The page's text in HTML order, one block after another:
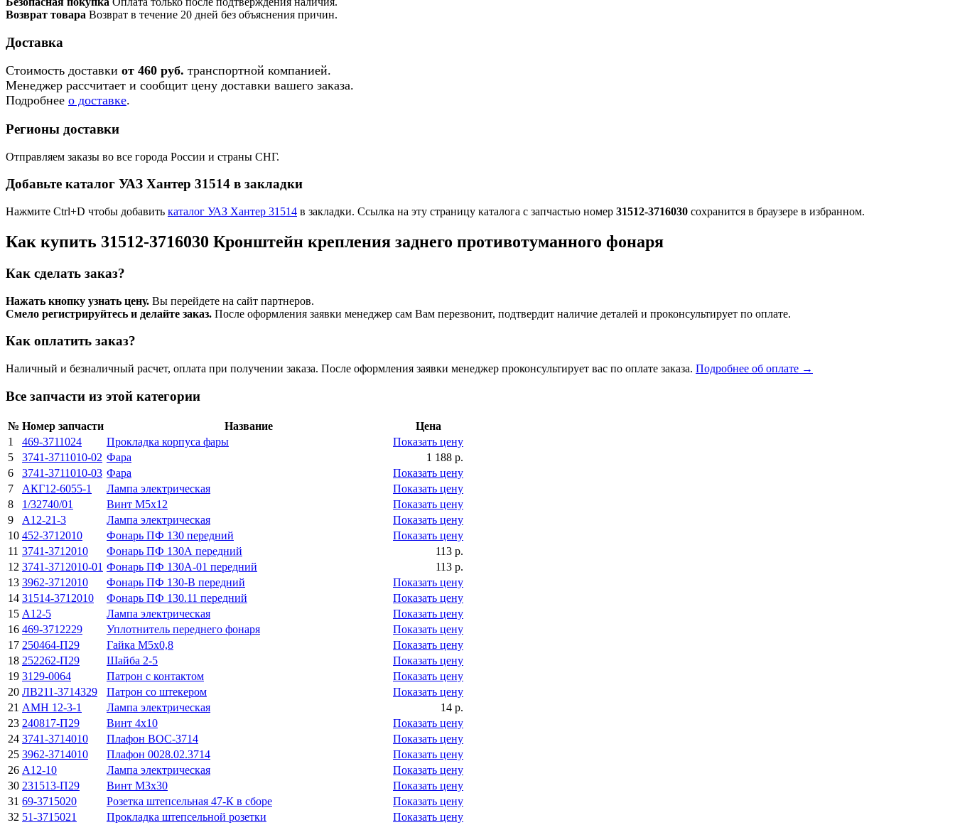
Возврат товара Возврат в течение 20 дней без объяснения причин.
Доставка
Стоимость доставки от 460 руб. транспортной компанией.
Менеджер рассчитает и сообщит цену доставки вашего заказа.
Подробнее о доставке.
Регионы доставки
Отправляем заказы во все города России и страны СНГ.
Добавьте каталог УАЗ Хантер 31514 в закладки
Нажмите Ctrl+D чтобы добавить каталог УАЗ Хантер 31514 в закладки. Ссылка на эту страницу каталога с запчастью номер 31512-3716030 сохранится в браузере в избранном.
Как купить 31512-3716030 Кронштейн крепления заднего противотуманного фонаря
Как сделать заказ?
Нажать кнопку узнать цену. Вы перейдете на сайт партнеров.
Смело регистрируйтесь и делайте заказ. После оформления заявки менеджер сам Вам перезвонит, подтвердит наличие деталей и проконсультирует по оплате.
Как оплатить заказ?
Наличный и безналичный расчет, оплата при получении заказа. После оформления заявки менеджер проконсультирует вас по оплате заказа. Подробнее об оплате →
Все запчасти из этой категории
№ Номер запчасти Название
Цена
1
469-3711024 Пpокладка коpпуса фаpы
Показать цену
5
3741-3711010-02 Фара
1 188 р.
6
3741-3711010-03 Фара
Показать цену
7
АКГ12-6055-1 Лампа электpическая
Показать цену
8
1/32740/01 Винт М5х12
Показать цену
9
А12-21-3 Лампа электрическая
Показать цену
10 452-3712010 Фонарь ПФ 130 передний
Показать цену
11 3741-3712010 Фонарь ПФ 130А передний
113 р.
12 3741-3712010-01 Фонарь ПФ 130А-01 передний
113 р.
13 3962-3712010 Фонарь ПФ 130-В передний
Показать цену
14 31514-3712010 Фонарь ПФ 130.11 передний
Показать цену
15 А12-5 Лампа электрическая
Показать цену
16 469-3712229 Уплотнитель переднего фонаря
Показать цену
17 250464-П29 Гайка М5х0,8
Показать цену
18 252262-П29 Шайба 2-5
Показать цену
19 3129-0064 Патрон с контактом
Показать цену
20 ЛВ211-3714329 Патрон со штекером
Показать цену
21 АМН 12-3-1 Лампа электрическая
14 р.
23 240817-П29 Винт 4х10
Показать цену
24 3741-3714010 Плафон ВОС-3714
Показать цену
25 3962-3714010 Плафон 0028.02.3714
Показать цену
26 А12-10 Лампа электрическая
Показать цену
30 231513-П29 Винт М3х30
Показать цену
31 69-3715020 Розетка штепсельная 47-К в сборе
Показать цену
32 51-3715021 Прокладка штепсельной розетки
Показать цену